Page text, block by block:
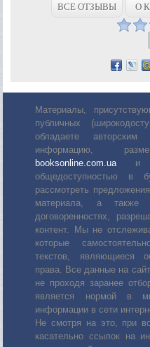
ВСЕ ОТЗЫВЫ О
Материалы,
публичных
обладаете
информацию,
booksonline.com.ua и
общедоступностью в
рассмотреть
материала, а также
договоренностях,
контент. Мы не
которые
текстов, являющиеся
права. Все данные на
не проходя заранее
является нормой в
информации в сети
Не смотря на это, при
касательно ссылок на